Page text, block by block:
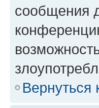
сообщения
Вернуться